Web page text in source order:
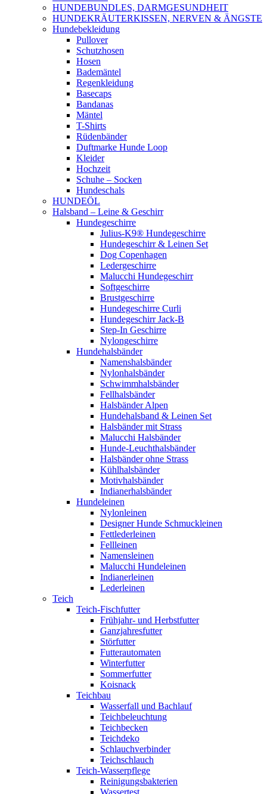
HUNDEBUNDLES, DARMGESUNDHEIT
HUNDEKRÄUTERKISSEN, NERVEN & ÄNGSTE
Hundebekleidung
Pullover
Schutzhosen
Hosen
Bademäntel
Regenkleidung
Basecaps
Bandanas
Mäntel
T-Shirts
Rüdenbänder
Duftmarke Hunde Loop
Kleider
Hochzeit
Schuhe – Socken
Hundeschals
HUNDEÖL
Halsband – Leine & Geschirr
Hundegeschirre
Julius-K9® Hundegeschirre
Hundegeschirr & Leinen Set
Dog Copenhagen
Ledergeschirre
Malucchi Hundegeschirr
Softgeschirre
Brustgeschirre
Hundegeschirre Curli
Hundegeschirr Jack-B
Step-In Geschirre
Nylongeschirre
Hundehalsbänder
Namenshalsbänder
Nylonhalsbänder
Schwimmhalsbänder
Fellhalsbänder
Halsbänder Alpen
Hundehalsband & Leinen Set
Halsbänder mit Strass
Malucchi Halsbänder
Hunde-Leuchthalsbänder
Halsbänder ohne Strass
Kühlhalsbänder
Motivhalsbänder
Indianerhalsbänder
Hundeleinen
Nylonleinen
Designer Hunde Schmuckleinen
Fettlederleinen
Fellleinen
Namensleinen
Malucchi Hundeleinen
Indianerleinen
Lederleinen
Teich
Teich-Fischfutter
Frühjahr- und Herbstfutter
Ganzjahresfutter
Störfutter
Futterautomaten
Winterfutter
Sommerfutter
Koisnack
Teichbau
Wasserfall und Bachlauf
Teichbeleuchtung
Teichbecken
Teichdeko
Schlauchverbinder
Teichschlauch
Teich-Wasserpflege
Reinigungsbakterien
Wassertest